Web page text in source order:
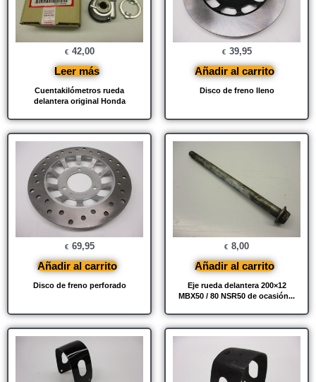
Cuentakilómetros rueda
delantera original Honda
€ 42,00
Leer más
Disco de freno lleno
€ 39,95
Añadir al carrito
Disco de freno perforado
€ 69,95
Añadir al carrito
Eje rueda delantera 200×12
MBX50 / 80 NSR50 de ocasión...
€ 8,00
Añadir al carrito